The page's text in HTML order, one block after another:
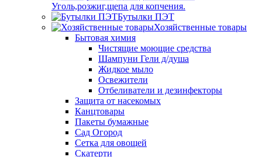
Уголь,розжиг,щепа для копчения.
Бутылки ПЭТ
Хозяйственные товары
Бытовая химия
Чистящие моющие средства
Шампуни Гели д/душа
Жидкое мыло
Освежители
Отбеливатели и дезинфекторы
Защита от насекомых
Канцтовары
Пакеты бумажные
Сад Огород
Сетка для овощей
Скатерти